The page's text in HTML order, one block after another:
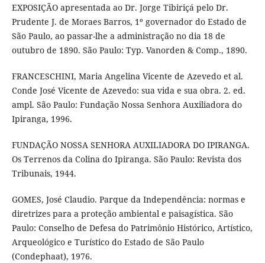
EXPOSIÇÃO apresentada ao Dr. Jorge Tibiriçá pelo Dr.
Prudente J. de Moraes Barros, 1º governador do Estado de
São Paulo, ao passar-lhe a administração no dia 18 de
outubro de 1890. São Paulo: Typ. Vanorden & Comp., 1890.
FRANCESCHINI, Maria Angelina Vicente de Azevedo et al.
Conde José Vicente de Azevedo: sua vida e sua obra. 2. ed.
ampl. São Paulo: Fundação Nossa Senhora Auxiliadora do
Ipiranga, 1996.
FUNDAÇÃO NOSSA SENHORA AUXILIADORA DO IPIRANGA.
Os Terrenos da Colina do Ipiranga. São Paulo: Revista dos
Tribunais, 1944.
GOMES, José Claudio. Parque da Independência: normas e
diretrizes para a proteção ambiental e paisagística. São
Paulo: Conselho de Defesa do Patrimônio Histórico, Artístico,
Arqueológico e Turístico do Estado de São Paulo
(Condephaat), 1976.